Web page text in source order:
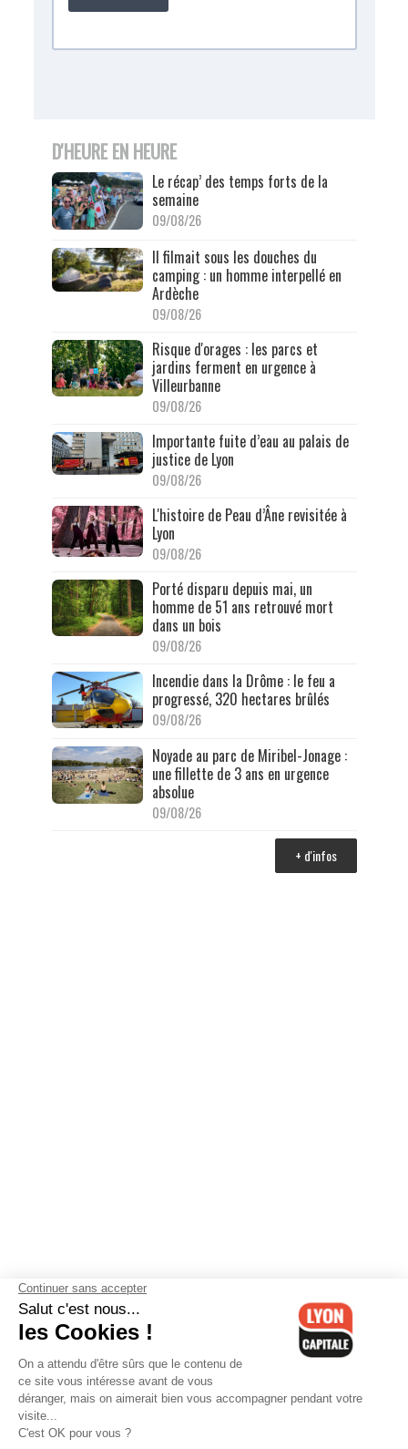
D'HEURE EN HEURE
Le récap’ des temps forts de la
semaine
09/08/26
Il filmait sous les douches du
camping : un homme interpellé en
Ardèche
09/08/26
Risque d'orages : les parcs et
jardins ferment en urgence à
Villeurbanne
09/08/26
Importante fuite d’eau au palais de
justice de Lyon
09/08/26
L'histoire de Peau d’Âne revisitée à
Lyon
09/08/26
Porté disparu depuis mai, un
homme de 51 ans retrouvé mort
dans un bois
09/08/26
Incendie dans la Drôme : le feu a
progressé, 320 hectares brûlés
09/08/26
Noyade au parc de Miribel-Jonage :
une fillette de 3 ans en urgence
absolue
09/08/26
+ d'infos